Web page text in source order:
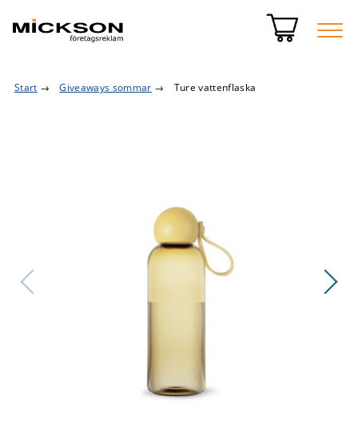
Start → Giveaways sommar → Ture vattenflaska